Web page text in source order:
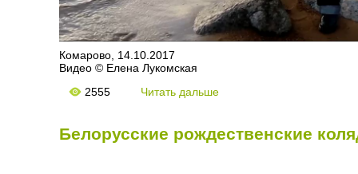
Комарово, 14.10.2017
Видео © Елена Лукомская
2555
Читать дальше
Белорусские рождественские